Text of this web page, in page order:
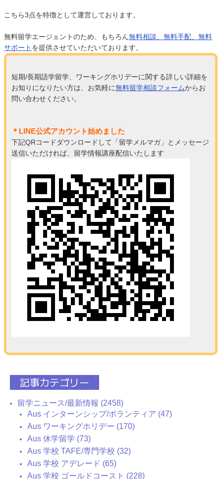
こちら3点を特徴として運営しております。
無料留学エージェントのため、もちろん無料相談、無料手配、無料
サポート を提供させていただいております。
短期/長期語学留学、ワーキングホリデーに関する詳しい詳細を
お知りになりたい方は、お気軽に無料留学相談フォームからお
問い合わせください。
＊LINE公式アカウント始めました
下記QRコードダウンロードして「留学メルマガ」とメッセージ
送信いただければ、留学情報講座配信いたします
記事カテゴリー
留学ニュース/最新情報 (2458)
Aus インターンシップ/ボランティア (47)
Aus ワーキングホリデー (170)
Aus 休学留学 (73)
Aus 学校 TAFE/専門学校 (32)
Aus 学校 アデレード (65)
Aus 学校 ゴールドコースト (228)